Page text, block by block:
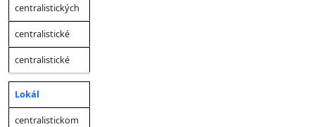
centralistických
centralistické
centralistické
Lokál
centralistickom